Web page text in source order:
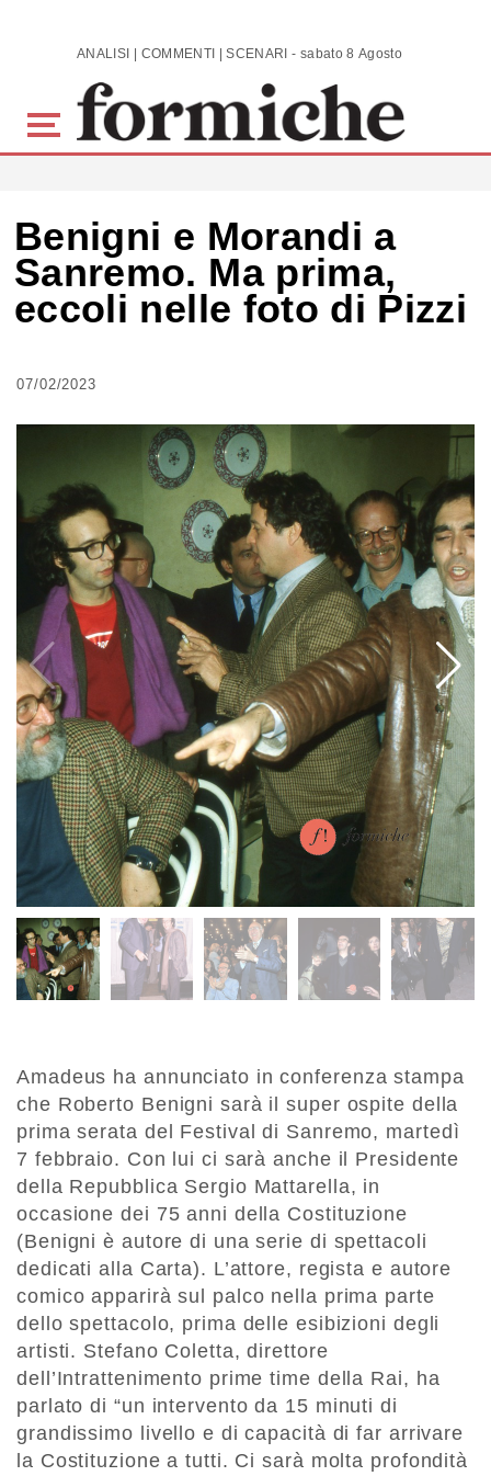
Skip to main content ANALISI | COMMENTI | SCENARI - sabato 8 Agosto 2026
Benigni e Morandi a
Sanremo. Ma prima,
eccoli nelle foto di Pizzi
07/02/2023
Amadeus ha annunciato in conferenza stampa
che Roberto Benigni sarà il super ospite della
prima serata del Festival di Sanremo, martedì
7 febbraio. Con lui ci sarà anche il Presidente
della Repubblica Sergio Mattarella, in
occasione dei 75 anni della Costituzione
(Benigni è autore di una serie di spettacoli
dedicati alla Carta). L’attore, regista e autore
comico apparirà sul palco nella prima parte
dello spettacolo, prima delle esibizioni degli
artisti. Stefano Coletta, direttore
dell’Intrattenimento prime time della Rai, ha
parlato di “un intervento da 15 minuti di
grandissimo livello e di capacità di far arrivare
la Costituzione a tutti. Ci sarà molta profondità